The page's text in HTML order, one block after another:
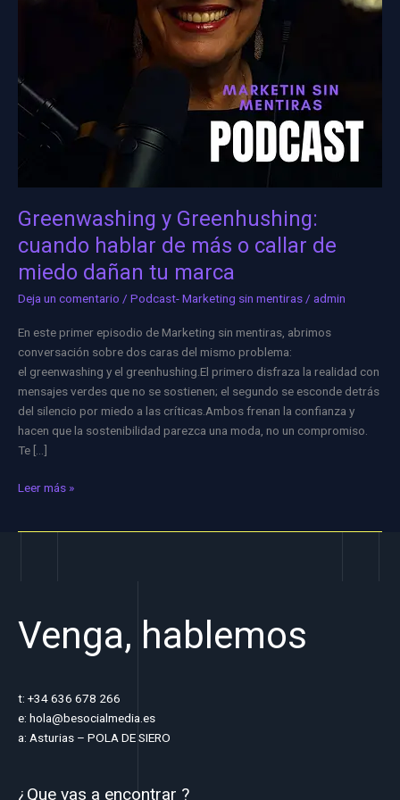
Greenwashing y Greenhushing:
cuando hablar de más o callar de
miedo dañan tu marca
Deja un comentario / Podcast- Marketing sin mentiras/ admin
En este primer episodio de Marketing sin mentiras, abrimos
conversación sobre dos caras del mismo problema:
el greenwashing y el greenhushing.El primero disfraza la realidad con
mensajes verdes que no se sostienen; el segundo se esconde detrás
del silencio por miedo a las críticas.Ambos frenan la confianza y
hacen que la sostenibilidad parezca una moda, no un compromiso.
Te […]
marca
Leer más »
Venga, hablemos
t: +34 636 678 266
e: hola@besocialmedia.es
a: Asturias – POLA DE SIERO
¿Que vas a encontrar ?